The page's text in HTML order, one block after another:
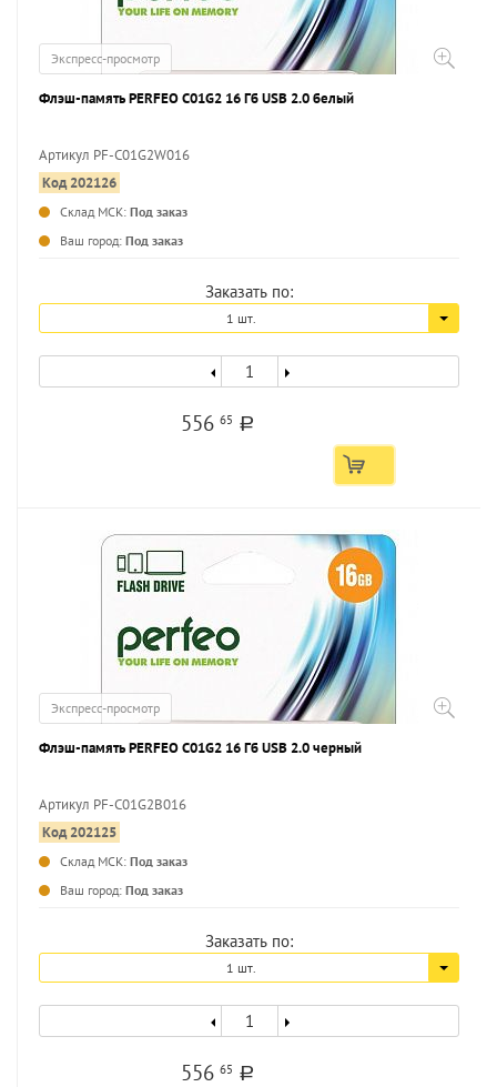
Экспресс-просмотр
Флэш-память PERFEO C01G2 16 Гб USB 2.0 белый
Артикул PF-C01G2W016
Код 202126
Склад МСК: Под заказ
Ваш город: Под заказ
Заказать по:
1 шт.
55665 a
Экспресс-просмотр
Флэш-память PERFEO C01G2 16 Гб USB 2.0 черный
Артикул PF-C01G2B016
Код 202125
Склад МСК: Под заказ
Ваш город: Под заказ
Заказать по:
1 шт.
55665 a